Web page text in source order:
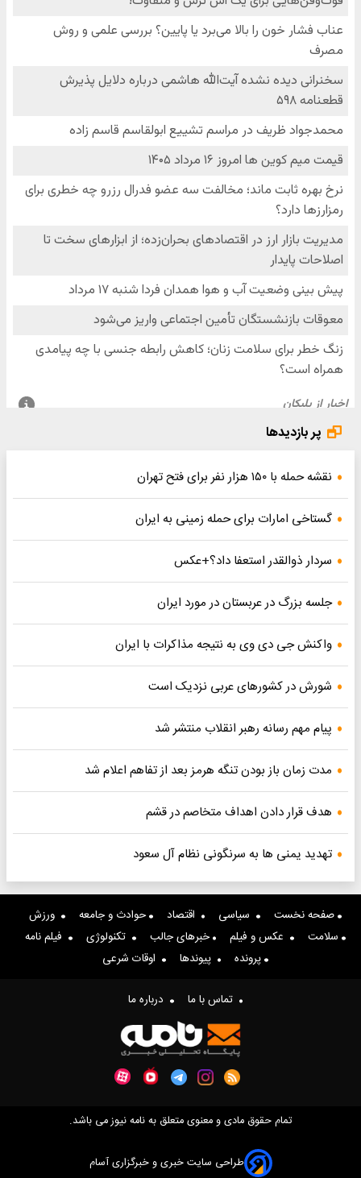
پر بازدیدها
نقشه حمله با ۱۵۰ هزار نفر برای فتح تهران
گستاخی امارات برای حمله زمینی به ایران
سردار ذوالقدر استعفا داد؟+عکس
جلسه بزرگ در عربستان در مورد ایران
واکنش جی دی وی به نتیجه مذاکرات با ایران
شورش در کشورهای عربی نزدیک است
پیام مهم رسانه رهبر انقلاب منتشر شد
مدت زمان باز بودن تنگه هرمز بعد از تفاهم اعلام شد
هدف قرار دادن اهداف متخاصم در قشم
تهدید یمنی ها به سرنگونی نظام آل سعود
صفحه نخست سیاسی اقتصاد حوادث و جامعه
ورزش
سلامت
عکس و فیلم خبرهای جالب تکنولوژی
فیلم نامه
پرونده
پیوندها اوقات شرعی
تماس با ما درباره ما
تمام حقوق مادی و معنوی متعلق به نامه نیوز می باشد.
طراحی سایت خبری و خبرگزاری آسام